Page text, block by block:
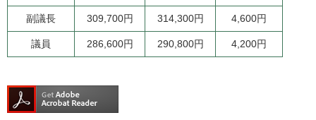
副議長 309,700円 314,300円 4,600円
議員 286,600円 290,800円 4,200円